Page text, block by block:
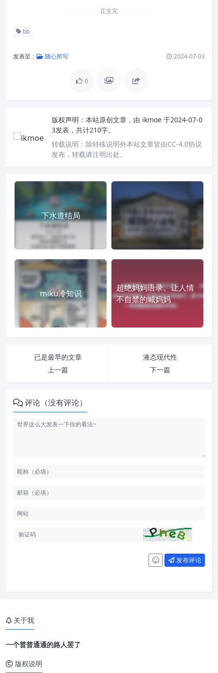
正文完
bb
发表至： 随心所写 2024-07-03
0
版权声明： 本站原创文章，由 ikmoe 于2024-07-0
3发表，共计210字。
转载说明： 除特殊说明外本站文章皆由CC-4.0协议
发布，转载请注明出处。
下水道结局
miku冷知识
超绝妈妈语录。让人情
不自禁的喊妈妈
已是最早的文章
上一篇
液态现代性
下一篇
评论（没有评论）
发布评论
关于我
一个普普通通的路人罢了
版权说明